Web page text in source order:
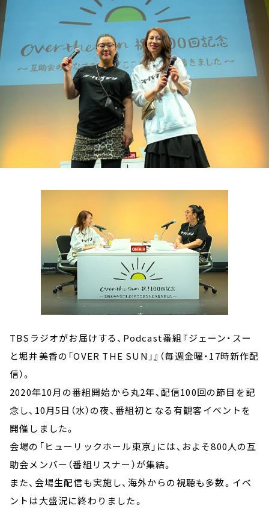
イベント・グッズ
YouTube
会社情報
TBSラジオがお届けする、Podcast番組『ジェーン・スー
と堀井美香の「OVER THE SUN」』（毎週金曜・17時新作配
信）。
2020年10月の番組開始から丸2年、配信100回の節目を記
念し、10月5日（水）の夜、番組初となる有観客イベントを
開催しました。
会場の「ヒューリックホール東京」には、およそ800人の互
助会メンバー（番組リスナー）が集結。
また、会場生配信も実施し、海外からの視聴も多数。イベ
ントは大盛況に終わりました。